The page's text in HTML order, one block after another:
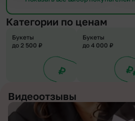
Категории по ценам
Букеты
до 2 500 ₽
Букеты
до 4 000 ₽
Видеоотзывы